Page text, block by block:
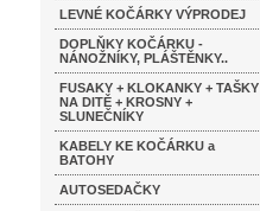
LEVNÉ KOČÁRKY VÝPRODEJ
DOPLŇKY KOČÁRKU -
NÁNOŽNÍKY, PLÁŠTĚNKY..
FUSAKY + KLOKANKY + TAŠKY
NA DITĚ + KROSNY +
SLUNEČNÍKY
KABELY KE KOČÁRKU a
BATOHY
AUTOSEDAČKY